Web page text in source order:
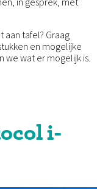
aan tafel? Graag
en mogelijke
we wat er mogelijk is.
i-